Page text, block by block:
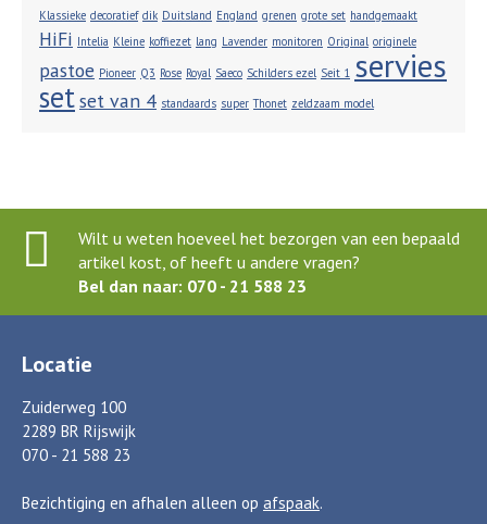
Klassieke decoratief dik Duitsland England grenen grote set handgemaakt
HiFi Intelia Kleine koffiezet lang Lavender monitoren Original originele
pastoe Pioneer Q3 Rose Royal Saeco Schilders ezel Seit 1 servies
setset van 4 standaards super Thonet zeldzaam model
Wilt u weten hoeveel het bezorgen van een bepaald
artikel kost, of heeft u andere vragen?
Bel dan naar: 070 - 21 588 23
Locatie
Zuiderweg 100
2289 BR Rijswijk
070 - 21 588 23
Bezichtiging en afhalen alleen op afspaak.